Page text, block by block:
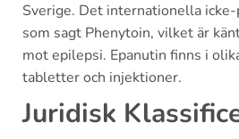
Sverige. Det internationella
som sagt Phenytoin, vilket är
mot epilepsi. Epanutin finns i
tabletter och injektioner.
Juridisk